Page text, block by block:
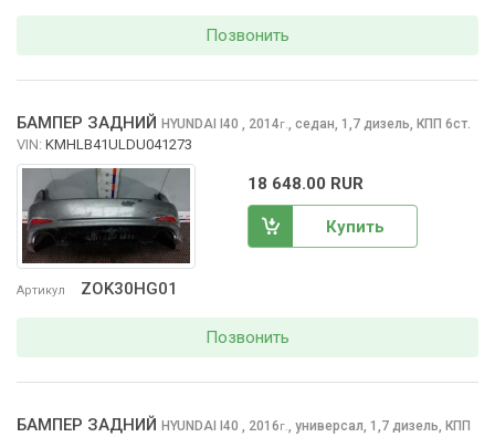
Позвонить
Артикул ZOK30HG01
БАМПЕР ЗАДНИЙ HYUNDAI I40 , 2014г., седан, 1,7 дизель, КПП 6ст.
VIN: KMHLB41ULDU041273
18 648.00 RUR
Купить
Позвонить
БАМПЕР ЗАДНИЙ HYUNDAI I40 , 2016г., универсал, 1,7 дизель, КПП